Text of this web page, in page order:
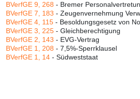
BVerfGE 9, 268 - Bremer
BVerfGE 7, 183 - Zeugenvernehmung
BVerfGE 4, 115 - Besoldungsgesetz von
BVerfGE 3, 225 - Gleichberechtigung
BVerfGE 2, 143 - EVG-Vertrag
BVerfGE 1, 208 - 7,5%-Sperrklausel
BVerfGE 1, 14 - Südweststaat